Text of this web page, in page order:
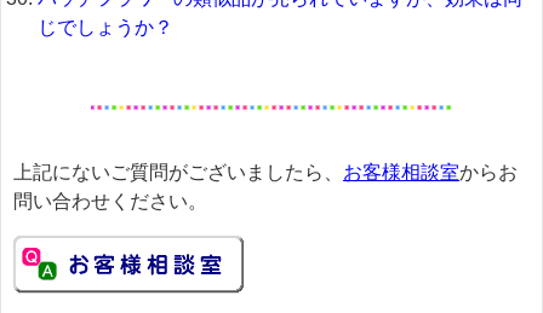
じでしょうか？
上記にないご質問がございましたら、 お客様相談室からお
問い合わせください。